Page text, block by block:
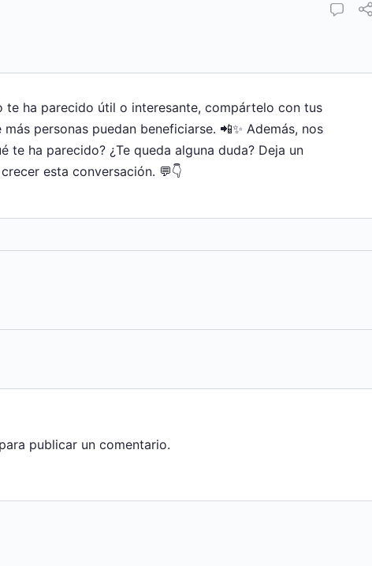
te ha parecido útil o interesante, compártelo con tus
personas puedan beneficiarse. 📲✨ Además, nos
te ha parecido? ¿Te queda alguna duda? Deja un
esta conversación. 💬👇
para publicar un comentario.